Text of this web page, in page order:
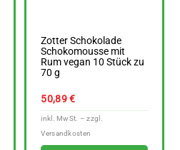
Zotter Schokolade
Schokomousse mit
Rum vegan 10 Stück zu
70 g
50,89€